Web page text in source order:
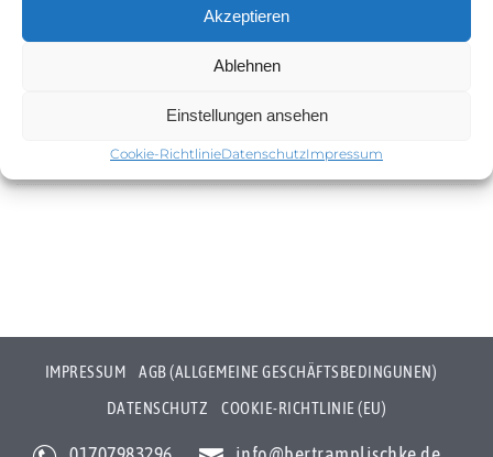
Akzeptieren
Ablehnen
Einstellungen ansehen
Cookie-RichtlinieDatenschutzImpressum
Cookie-Richtlinie (EU)
IMPRESSUM
AGB (ALLGEMEINE GESCHÄFTSBEDINGUNEN)
DATENSCHUTZ
COOKIE-RICHTLINIE (EU)